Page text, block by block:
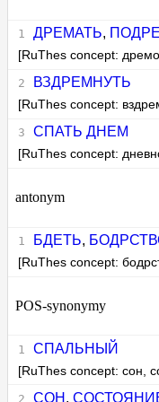
ДРЕМАТЬ,
[RuThes concept:
ВЗДРЕМНУТЬ
[RuThes concept:
СПАТЬ ДНЕМ
[RuThes concept:
antonym
БДЕТЬ,
[RuThes concept:
POS-synonymy
СПАЛЬНЫЙ
[RuThes concept: сон,
СОН ,